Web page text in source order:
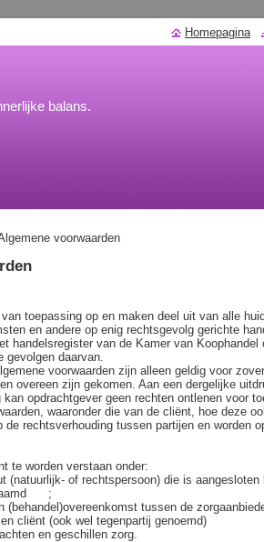
balans.
voorwaarden
toepassing op en maken deel uit van alle
en andere op enig rechtsgevolg gerichte
handelsregister van de Kamer van Koophandel
gevolgen daarvan.
voorwaarden zijn alleen geldig voor
overeen zijn gekomen. Aan een dergelijke
opdrachtgever geen rechten ontlenen voor
waaronder die van de cliënt, hoe deze
rechtsverhouding tussen partijen en worden
te worden verstaan onder:
(natuurlijk- of rechtspersoon) die is
;
(behandel)overeenkomst tussen de
cliënt (ook wel tegenpartij genoemd)
en geschillen zorg.
Homepagina